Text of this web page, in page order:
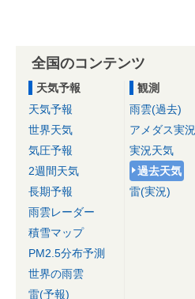
全国のコンテンツ
天気予報
天気予報
世界天気
気圧予報
2週間天気
長期予報
雨雲レーダー
積雪マップ
PM2.5分布予測
世界の雨雲
雷(予報)
観測
雨雲(過去)
アメダス実況
実況天気
過去天気
雷(実況)